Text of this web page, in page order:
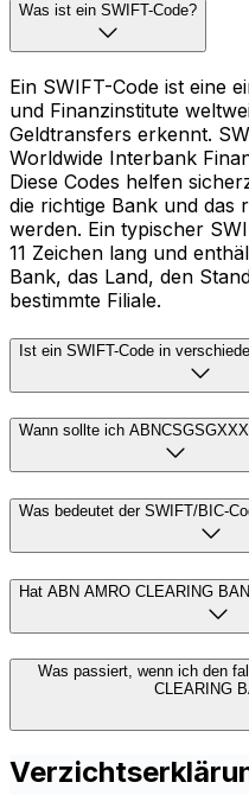
Was ist ein SWIFT-Code?
Ein SWIFT-Code ist eine
und Finanzinstitute
Geldtransfers erkennt.
Worldwide Interbank
Diese Codes helfen
die richtige Bank und das
werden. Ein typischer
11 Zeichen lang und
Bank, das Land, den
bestimmte Filiale.
Ist ein SWIFT-Code in
Wann sollte ich
Was bedeutet der SWIFT/BIC-
Hat ABN AMRO CLEARING
Was passiert, wenn ich den
CLEARING